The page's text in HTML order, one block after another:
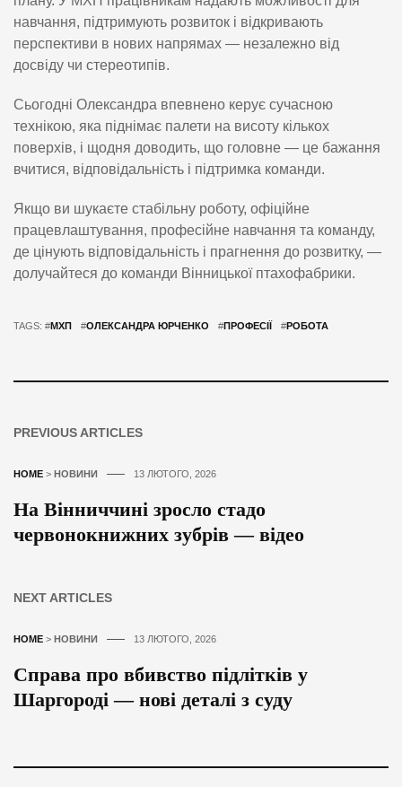
навчання, підтримують розвиток і відкривають
перспективи в нових напрямах — незалежно від
досвіду чи стереотипів.
Сьогодні Олександра впевнено керує сучасною
технікою, яка піднімає палети на висоту кількох
поверхів, і щодня доводить, що головне — це бажання
вчитися, відповідальність і підтримка команди.
Якщо ви шукаєте стабільну роботу, офіційне
працевлаштування, професійне навчання та команду,
де цінують відповідальність і прагнення до розвитку, —
долучайтеся до команди Вінницької птахофабрики.
TAGS: #МХП #ОЛЕКСАНДРА ЮРЧЕНКО #ПРОФЕСІЇ #РОБОТА
PREVIOUS ARTICLES
HOME > НОВИНИ 13 ЛЮТОГО, 2026
На Вінниччині зросло стадо
червонокнижних зубрів — відео
NEXT ARTICLES
HOME > НОВИНИ 13 ЛЮТОГО, 2026
Справа про вбивство підлітків у
Шаргороді — нові деталі з суду